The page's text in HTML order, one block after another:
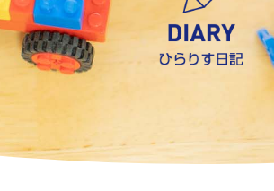
祭
り
ご
こ
を